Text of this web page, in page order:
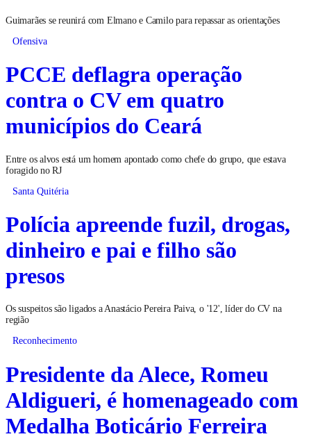
Guimarães se reunirá com Elmano e Camilo para repassar as orientações
Ofensiva
PCCE deflagra operação
contra o CV em quatro
municípios do Ceará
Entre os alvos está um homem apontado como chefe do grupo, que estava
foragido no RJ
Santa Quitéria
Polícia apreende fuzil, drogas,
dinheiro e pai e filho são
presos
Os suspeitos são ligados a Anastácio Pereira Paiva, o '12', líder do CV na
região
Reconhecimento
Presidente da Alece, Romeu
Aldigueri, é homenageado com
Medalha Boticário Ferreira